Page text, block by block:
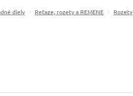
diely Reťaze, rozety a REMENE Rozety